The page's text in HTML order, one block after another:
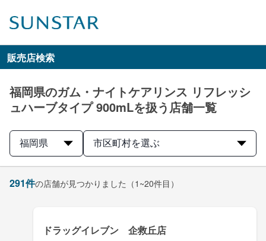
販売店検索
福岡県のガム・ナイトケアリンス リフレッシ
ュハーブタイプ 900mLを扱う店舗一覧
福岡県 市区町村を選ぶ
291件の店舗が見つかりました （1~20件目）
ドラッグイレブン 企救丘店